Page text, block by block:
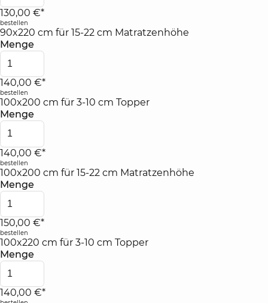
130,00 €*
bestellen
90x220 cm für 15-22 cm Matratzenhöhe
Menge
140,00 €*
bestellen
100x200 cm für 3-10 cm Topper
Menge
140,00 €*
bestellen
100x200 cm für 15-22 cm Matratzenhöhe
Menge
150,00 €*
bestellen
100x220 cm für 3-10 cm Topper
Menge
140,00 €*